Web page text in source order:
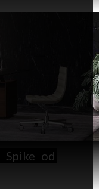
Spike od